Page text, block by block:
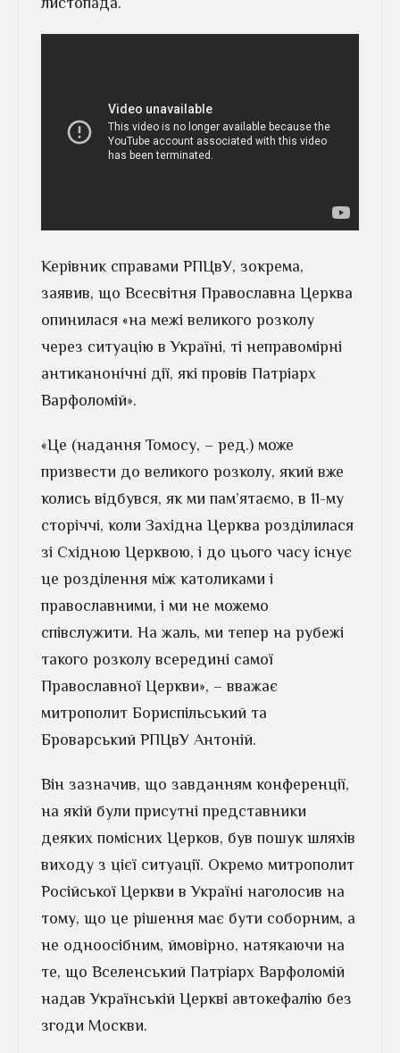
Керівник справами РПЦвУ, зокрема,
заявив, що Всесвітня Православна Церква
опинилася «на межі великого розколу
через ситуацію в Україні, ті неправомірні
антиканонічні дії, які провів Патріарх
Варфоломій».
«Це (надання Томосу, – ред.) може
призвести до великого розколу, який вже
колись відбувся, як ми пам’ятаємо, в 11-му
сторіччі, коли Західна Церква розділилася
зі Східною Церквою, і до цього часу існує
це розділення між католиками і
православними, і ми не можемо
співслужити. На жаль, ми тепер на рубежі
такого розколу всередині самої
Православної Церкви», – вважає
митрополит Бориспільський та
Броварський РПЦвУ Антоній.
Він зазначив, що завданням конференції,
на якій були присутні представники
деяких помісних Церков, був пошук шляхів
виходу з цієї ситуації. Окремо митрополит
Російської Церкви в Україні наголосив на
тому, що це рішення має бути соборним, а
не одноосібним, ймовірно, натякаючи на
те, що Вселенський Патріарх Варфоломій
надав Українській Церкві автокефалію без
згоди Москви.